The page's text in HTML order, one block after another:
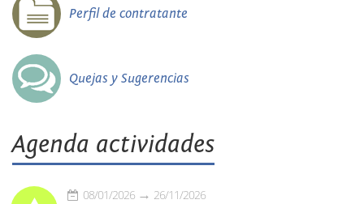
Perfil de contratante
Quejas y Sugerencias
Agenda actividades
08/01/2026 26/11/2026